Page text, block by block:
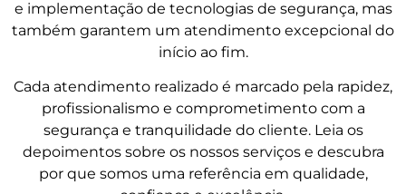
e implementação de tecnologias de segurança, mas
também garantem um atendimento excepcional do
início ao fim.
Cada atendimento realizado é marcado pela rapidez,
profissionalismo e comprometimento com a
segurança e tranquilidade do cliente. Leia os
depoimentos sobre os nossos serviços e descubra
por que somos uma referência em qualidade,